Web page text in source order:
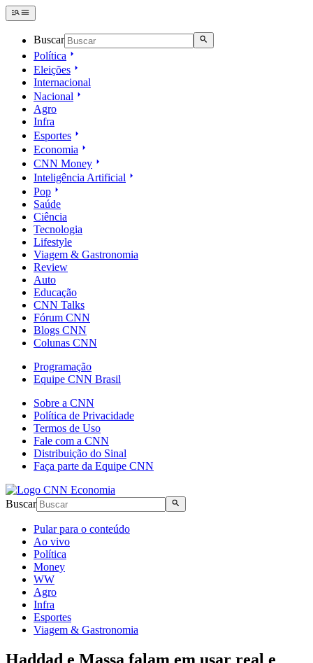
Buscar
Política
Eleições
Internacional
Nacional
Agro
Infra
Esportes
Economia
CNN Money
Inteligência Artificial
Pop
Saúde
Ciência
Tecnologia
Lifestyle
Viagem & Gastronomia
Review
Auto
Educação
CNN Talks
Fórum CNN
Blogs CNN
Colunas CNN
Programação
Equipe CNN Brasil
Sobre a CNN
Política de Privacidade
Termos de Uso
Fale com a CNN
Distribuição do Sinal
Faça parte da Equipe CNN
Buscar
Pular para o conteúdo
Ao vivo
Política
Money
WW
Agro
Infra
Esportes
Viagem & Gastronomia